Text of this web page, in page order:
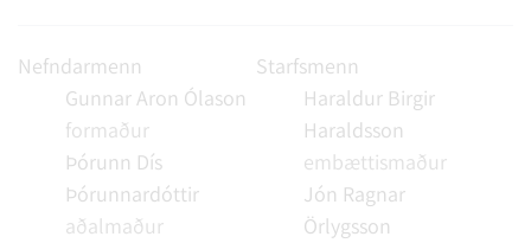
Nefndarmenn
Gunnar Aron Ólason
formaður
Þórunn Dís
Þórunnardóttir
aðalmaður
Starfsmenn
Haraldur Birgir
Haraldsson
embættismaður
Jón Ragnar
Örlygsson